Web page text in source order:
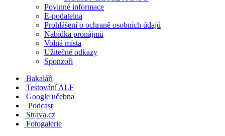
Povinné informace
E-podatelna
Prohlášení o ochraně osobních údajů
Nabídka pronájmů
Volná místa
Užitečné odkazy
Sponzoři
Bakaláři
Testování ALF
Google učebna
Podcast
Strava.cz
Fotogalerie